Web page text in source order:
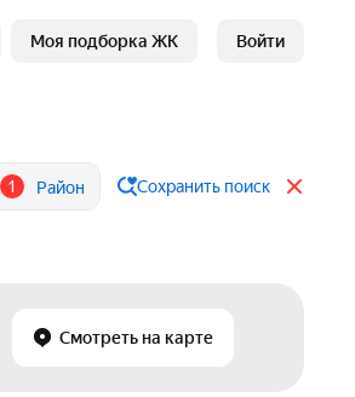
Моя подборка ЖК Войти
1 Район Сохранить поиск
Смотреть на карте